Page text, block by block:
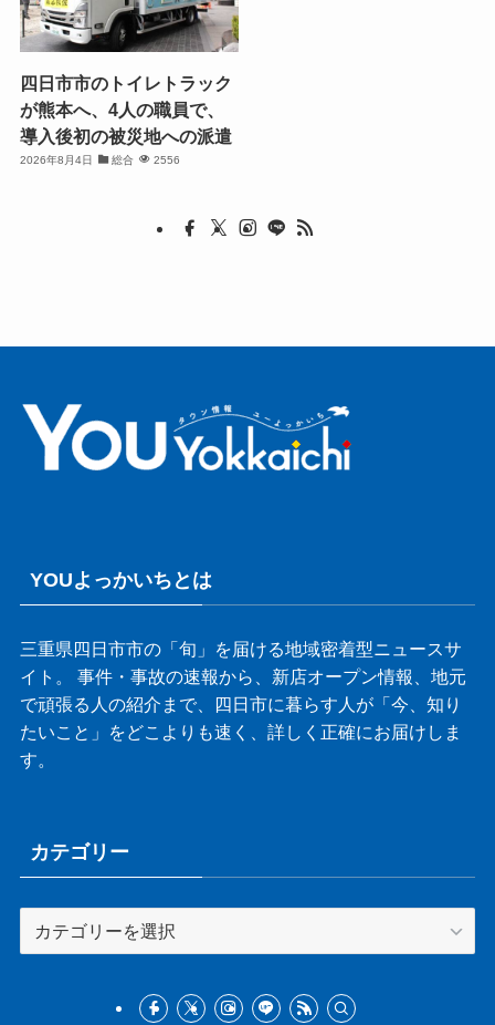
四日市市のトイレトラック
が熊本へ、4人の職員で、
導入後初の被災地への派遣
2026年8月4日 総合 2556
YOUよっかいちとは
三重県四日市市の「旬」を届ける地域密着型ニュースサ
イト。 事件・事故の速報から、新店オープン情報、地元
で頑張る人の紹介まで、四日市に暮らす人が「今、知り
たいこと」をどこよりも速く、詳しく正確にお届けしま
す。
カテゴリー
テ